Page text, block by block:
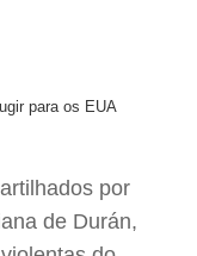
para os EUA
por
de Durán,